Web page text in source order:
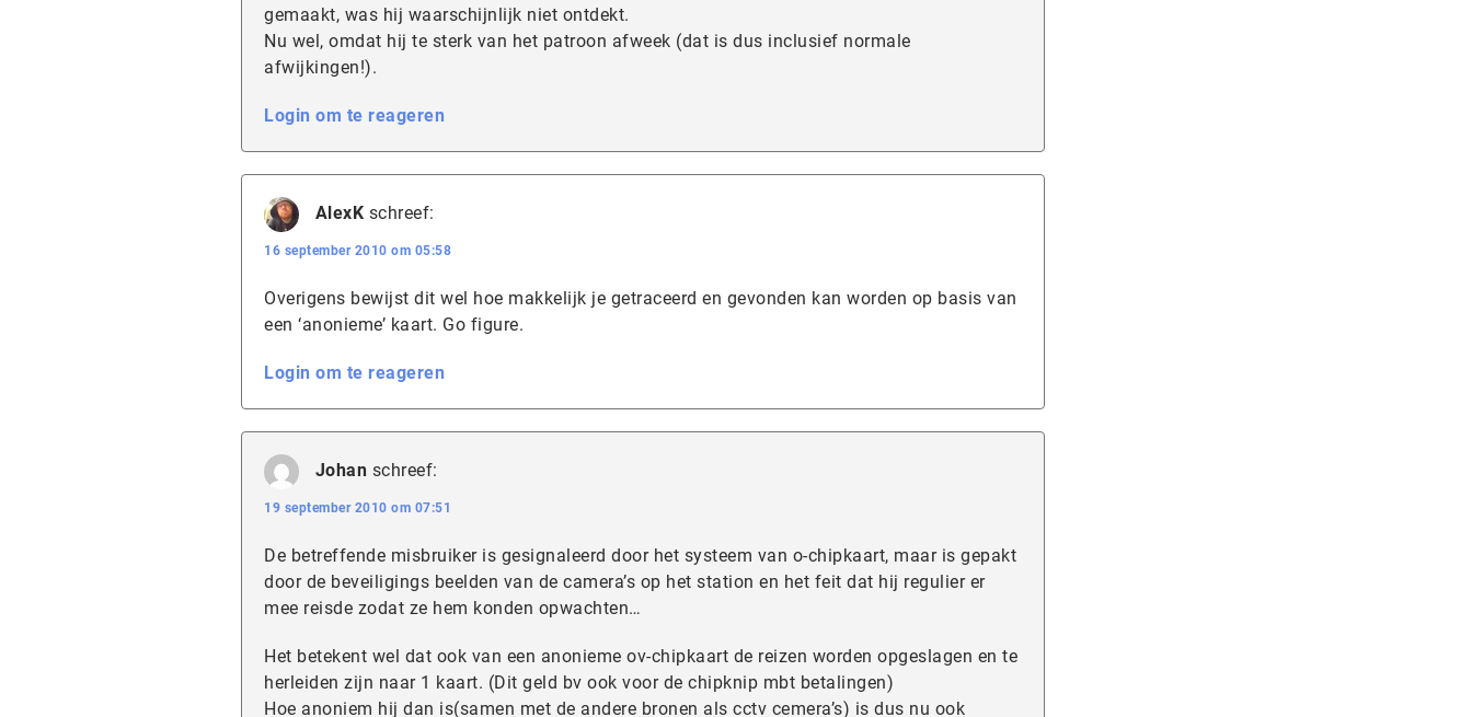
gemaakt, was hij waarschijnlijk niet ontdekt.
Nu wel, omdat hij te sterk van het patroon afweek (dat is dus inclusief normale
afwijkingen!).
Login om te reageren
AlexK schreef:
16 september 2010 om 05:58
Overigens bewijst dit wel hoe makkelijk je getraceerd en gevonden kan worden op basis van
een ‘anonieme’ kaart. Go figure.
Login om te reageren
Johan schreef:
19 september 2010 om 07:51
De betreffende misbruiker is gesignaleerd door het systeem van o-chipkaart, maar is gepakt
door de beveiligings beelden van de camera’s op het station en het feit dat hij regulier er
mee reisde zodat ze hem konden opwachten…
Het betekent wel dat ook van een anonieme ov-chipkaart de reizen worden opgeslagen en te
herleiden zijn naar 1 kaart. (Dit geld bv ook voor de chipknip mbt betalingen)
Hoe anoniem hij dan is(samen met de andere bronen als cctv cemera’s) is dus nu ook